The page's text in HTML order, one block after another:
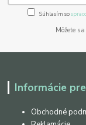
Súhlasím so
Môžete
Informácie
Obchodné